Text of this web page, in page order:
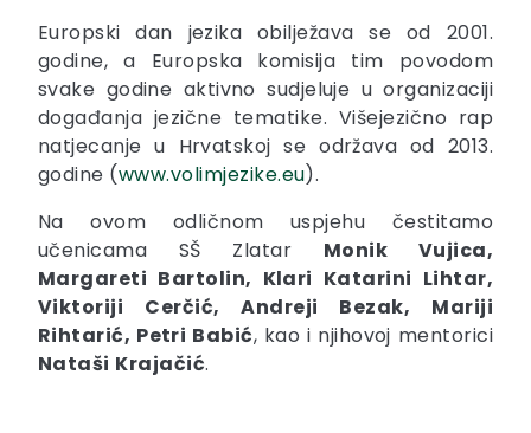
Europski dan jezika obilježava se od 2001.
godine, a Europska komisija tim povodom
svake godine aktivno sudjeluje u organizaciji
događanja jezične tematike. Višejezično rap
natjecanje u Hrvatskoj se održava od 2013.
godine (www.volimjezike.eu).
Na ovom odličnom uspjehu čestitamo
učenicama SŠ Zlatar Monik Vujica,
Margareti Bartolin, Klari Katarini Lihtar,
Viktoriji Cerčić, Andreji Bezak, Mariji
Rihtarić, Petri Babić, kao i njihovoj mentorici
Nataši Krajačić.